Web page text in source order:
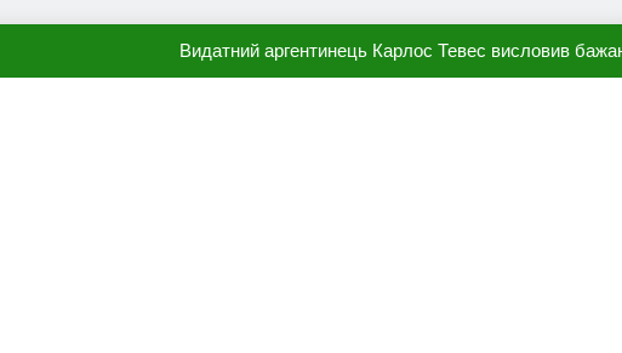
Видатний аргентинець Карлос Тевес висловив